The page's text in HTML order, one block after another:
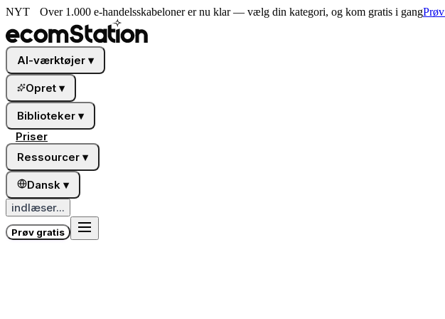
NYT Over 1.000 e-handelsskabeloner er nu klar — vælg din kategori, og kom gratis i gang
AI-værktøjer ▾
Opret ▾
Biblioteker ▾
Priser
Ressourcer ▾
Dansk ▾
indlæser...
Prøv gratis